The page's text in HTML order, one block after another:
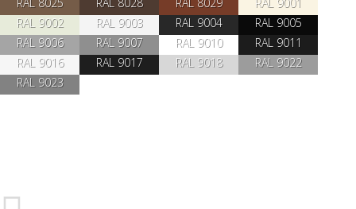
RAL 9002
RAL 9003 RAL 9004
RAL 9005
RAL 9006
RAL 9007 RAL 9010
RAL 9011
RAL 9016
RAL 9017 RAL 9018
RAL 9022
RAL 9023